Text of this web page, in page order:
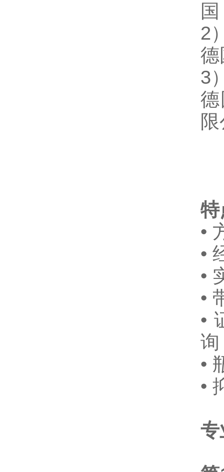
国
2
德
3
特
•
•
•
•
•
询
•
•
专